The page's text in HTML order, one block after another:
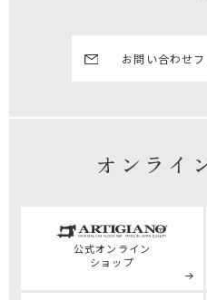
お問い合わせ
オンライ
公式オンライン
ショップ